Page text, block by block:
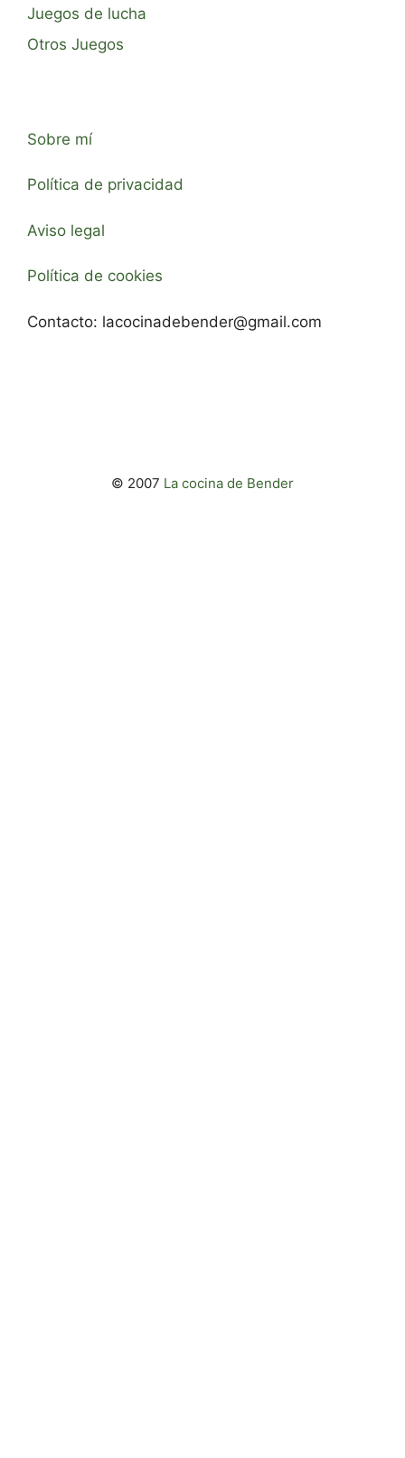
Juegos de lucha
Otros Juegos
Sobre mí
Política de privacidad
Aviso legal
Política de cookies
Contacto: lacocinadebender@gmail.com
© 2007 La cocina de Bender